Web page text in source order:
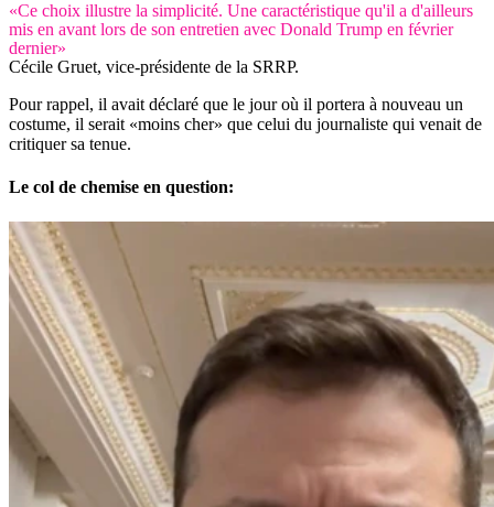
«Ce choix illustre la simplicité. Une caractéristique qu'il a d'ailleurs
mis en avant lors de son entretien avec Donald Trump en février
dernier»
Cécile Gruet, vice-présidente de la SRRP.
Pour rappel, il avait déclaré que le jour où il portera à nouveau un
costume, il serait «moins cher» que celui du journaliste qui venait de
critiquer sa tenue.
Le col de chemise en question: